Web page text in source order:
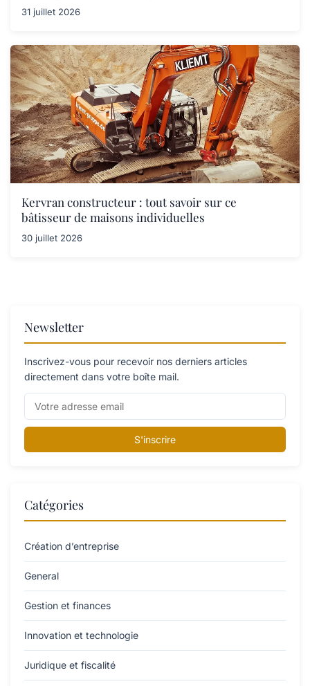
31 juillet 2026
Kervran constructeur : tout savoir sur ce
bâtisseur de maisons individuelles
30 juillet 2026
Newsletter
Inscrivez-vous pour recevoir nos derniers articles
directement dans votre boîte mail.
S'inscrire
Catégories
Création d’entreprise
General
Gestion et finances
Innovation et technologie
Juridique et fiscalité